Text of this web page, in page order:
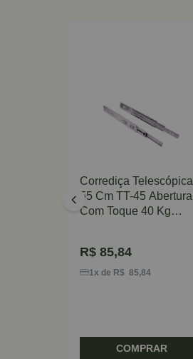
Corrediça Telescópica
55 Cm TT-45 Abertura
Com Toque 40 Kg
R$ 85,84
1x de R$ 85,84
COMPRAR